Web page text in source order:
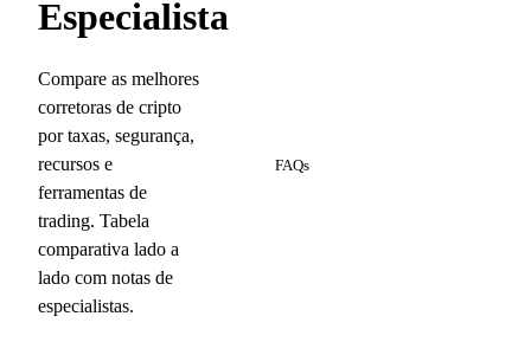
Especialistas
Compare as melhores
corretoras de cripto
por taxas, segurança,
recursos e
ferramentas de
trading. Tabela
comparativa lado a
lado com notas de
especialistas.
FAQs